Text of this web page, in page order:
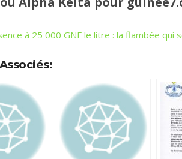
à 25 000 GNF le litre : la flambée qui